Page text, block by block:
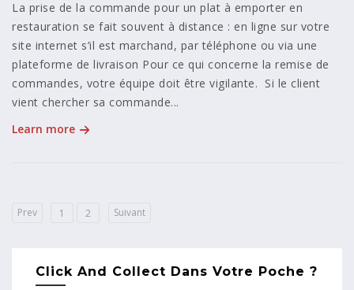
La prise de la commande pour un plat à emporter en
restauration se fait souvent à distance : en ligne sur votre
site internet s’il est marchand, par téléphone ou via une
plateforme de livraison Pour ce qui concerne la remise de
commandes, votre équipe doit être vigilante. Si le client
vient chercher sa commande...
Learn more
Prev 1 2 Suivant
Click And Collect Dans Votre Poche ?